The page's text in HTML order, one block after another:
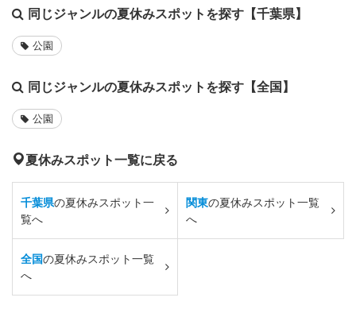
同じジャンルの夏休みスポットを探す【千葉県】
公園
同じジャンルの夏休みスポットを探す【全国】
公園
夏休みスポット一覧に戻る
千葉県の夏休みスポット一
覧へ
関東の夏休みスポット一覧
へ
全国の夏休みスポット一覧
へ